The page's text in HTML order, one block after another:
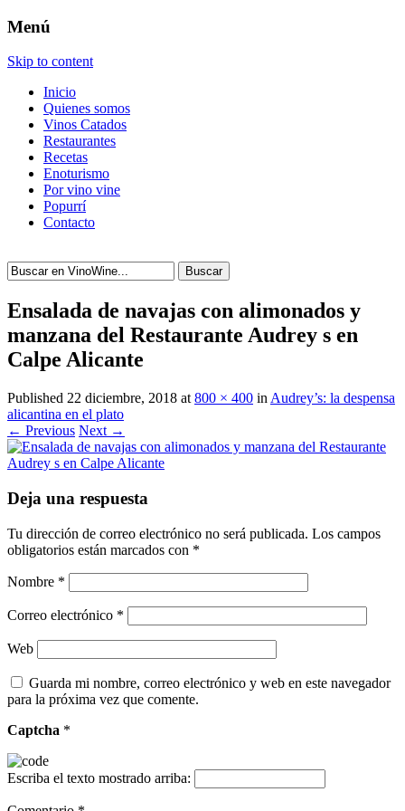
Menú
Skip to content
Inicio
Quienes somos
Vinos Catados
Restaurantes
Recetas
Enoturismo
Por vino vine
Popurrí
Contacto
Buscar
Ensalada de navajas con alimonados y
manzana del Restaurante Audrey s en
Calpe Alicante
Published 22 diciembre, 2018 at 800 × 400 in Audrey’s: la despensa
alicantina en el plato
← Previous Next →
Deja una respuesta
Tu dirección de correo electrónico no será publicada. Los campos
obligatorios están marcados con *
Nombre *
Correo electrónico *
Web
Guarda mi nombre, correo electrónico y web en este navegador
para la próxima vez que comente.
Captcha *
Escriba el texto mostrado arriba: